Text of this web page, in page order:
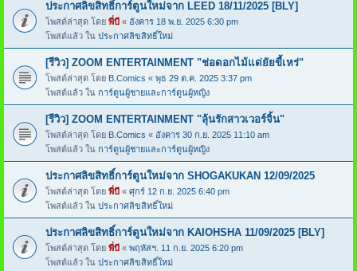
ประกาศลิขสิทธิ์การ์ตูนใหม่จาก LEED 18/11/2025 [BLY]
โพสต์ล่าสุด โดย พี่บี « อังคาร 18 พ.ย. 2025 6:30 pm
โพสต์แล้ว ใน ประกาศลิขสิทธิ์ใหม่
[รีวิว] ZOOM ENTERTAINMENT "ช่อดอกไม้แด่ยัยขี้เหร่"
โพสต์ล่าสุด โดย B.Comics « พุธ 29 ต.ค. 2025 3:37 pm
โพสต์แล้ว ใน การ์ตูนผู้ชายและการ์ตูนผู้หญิง
[รีวิว] ZOOM ENTERTAINMENT "ลุ้นรักสาวเวอร์จิ้น"
โพสต์ล่าสุด โดย B.Comics « อังคาร 30 ก.ย. 2025 11:10 am
โพสต์แล้ว ใน การ์ตูนผู้ชายและการ์ตูนผู้หญิง
ประกาศลิขสิทธิ์การ์ตูนใหม่จาก SHOGAKUKAN 12/09/2025
โพสต์ล่าสุด โดย พี่บี « ศุกร์ 12 ก.ย. 2025 6:40 pm
โพสต์แล้ว ใน ประกาศลิขสิทธิ์ใหม่
ประกาศลิขสิทธิ์การ์ตูนใหม่จาก KAIOHSHA 11/09/2025 [BLY]
โพสต์ล่าสุด โดย พี่บี « พฤหัสฯ. 11 ก.ย. 2025 6:20 pm
โพสต์แล้ว ใน ประกาศลิขสิทธิ์ใหม่